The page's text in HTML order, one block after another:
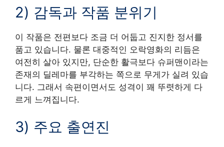
2) 감독과 작품 분위기
이 작품은 전편보다 조금 더 어둡고 진지한 정서를
품고 있습니다. 물론 대중적인 오락영화의 리듬은
여전히 살아 있지만, 단순한 활극보다 슈퍼맨이라는
존재의 딜레마를 부각하는 쪽으로 무게가 실려 있습
니다. 그래서 속편이면서도 성격이 꽤 뚜렷하게 다
르게 느껴집니다.
3) 주요 출연진